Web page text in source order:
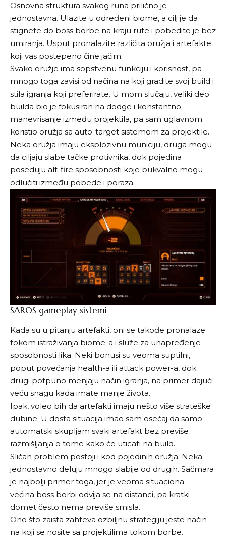
Osnovna struktura svakog runa prilično je
jednostavna. Ulazite u određeni biome, a cilj je da
stignete do boss borbe na kraju rute i pobedite je bez
umiranja. Usput pronalazite različita oružja i artefakte
koji vas postepeno čine jačim.
Svako oružje ima sopstvenu funkciju i korisnost, pa
mnogo toga zavisi od načina na koji gradite svoj build i
stila igranja koji preferirate. U mom slučaju, veliki deo
builda bio je fokusiran na dodge i konstantno
manevrisanje između projektila, pa sam uglavnom
koristio oružja sa auto-target sistemom za projektile.
Neka oružja imaju eksplozivnu municiju, druga mogu
da ciljaju slabe tačke protivnika, dok pojedina
poseduju alt-fire sposobnosti koje bukvalno mogu
odlučiti između pobede i poraza.
SAROS gameplay sistemi
Kada su u pitanju artefakti, oni se takođe pronalaze
tokom istraživanja biome-a i služe za unapređenje
sposobnosti lika. Neki bonusi su veoma suptilni,
poput povećanja health-a ili attack power-a, dok
drugi potpuno menjaju način igranja, na primer dajući
veću snagu kada imate manje života.
Ipak, voleo bih da artefakti imaju nešto više strateške
dubine. U dosta situacija imao sam osećaj da samo
automatski skupljam svaki artefakt bez previše
razmišljanja o tome kako će uticati na build.
Sličan problem postoji i kod pojedinih oružja. Neka
jednostavno deluju mnogo slabije od drugih. Sačmara
je najbolji primer toga, jer je veoma situaciona —
većina boss borbi odvija se na distanci, pa kratki
domet često nema previše smisla.
Ono što zaista zahteva ozbiljnu strategiju jeste način
na koji se nosite sa projektilima tokom borbe.